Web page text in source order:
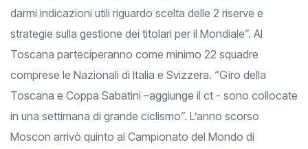
darmi indicazioni utili riguardo scelta delle 2 riserve e
strategie sulla gestione dei titolari per il Mondiale”. Al
Toscana parteciperanno come minimo 22 squadre
comprese le Nazionali di Italia e Svizzera. “Giro della
Toscana e Coppa Sabatini –aggiunge il ct - sono collocate
in una settimana di grande ciclismo”. L’anno scorso
Moscon arrivò quinto al Campionato del Mondo di